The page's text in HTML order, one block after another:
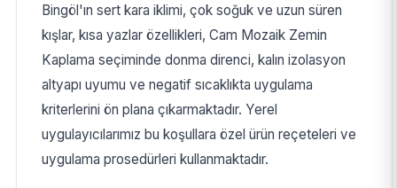
Bingöl'ın sert kara iklimi, çok soğuk ve uzun süren
kışlar, kısa yazlar özellikleri, Cam Mozaik Zemin
Kaplama seçiminde donma direnci, kalın izolasyon
altyapı uyumu ve negatif sıcaklıkta uygulama
kriterlerini ön plana çıkarmaktadır. Yerel
uygulayıcılarımız bu koşullara özel ürün reçeteleri ve
uygulama prosedürleri kullanmaktadır.